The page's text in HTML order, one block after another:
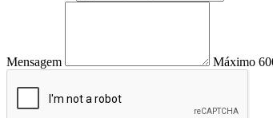
Mensagem Máximo